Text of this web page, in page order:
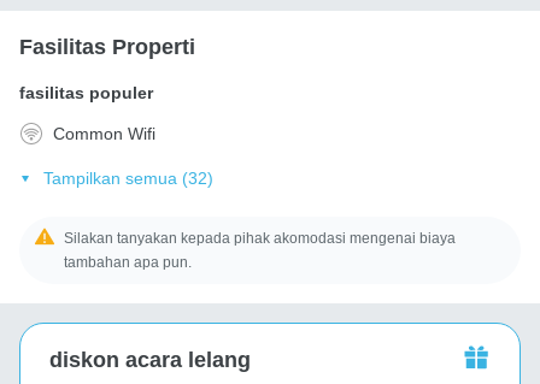
Fasilitas Properti
fasilitas populer
Common Wifi
Tampilkan semua (32)
Silakan tanyakan kepada pihak akomodasi mengenai biaya
tambahan apa pun.
diskon acara lelang